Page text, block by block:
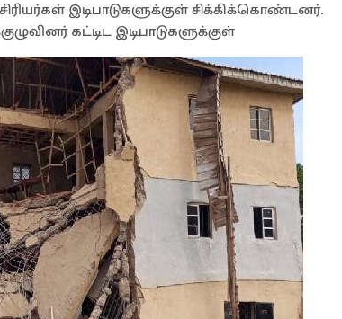
இடிபாடுகளுக்குள் சிக்கிக்கொண்டனர்.
கட்டிட இடிபாடுகளுக்குள்